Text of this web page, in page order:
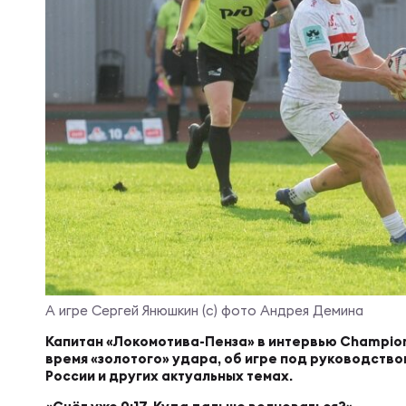
Сборные
Антидопинг
Магазин
Контакты
А игре Сергей Янюшкин (с) фото Андрея Демина
Капитан «Локомотива-Пенза» в интервью
время «золотого» удара, об игре под
России и других актуальных темах.